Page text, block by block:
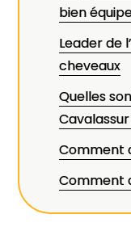
bien
Leader de
cheveaux
Quelles
Comment
Comment